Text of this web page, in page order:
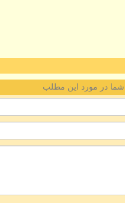
در مورد این مطلب